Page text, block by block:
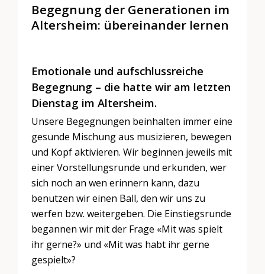
Begegnung der Generationen im
Altersheim: übereinander lernen
Emotionale und aufschlussreiche
Begegnung – die hatte wir am letzten
Dienstag im Altersheim.
Unsere Begegnungen beinhalten immer eine
gesunde Mischung aus musizieren, bewegen
und Kopf aktivieren. Wir beginnen jeweils mit
einer Vorstellungsrunde und erkunden, wer
sich noch an wen erinnern kann, dazu
benutzen wir einen Ball, den wir uns zu
werfen bzw. weitergeben. Die Einstiegsrunde
begannen wir mit der Frage «Mit was spielt
ihr gerne?» und «Mit was habt ihr gerne
gespielt»?